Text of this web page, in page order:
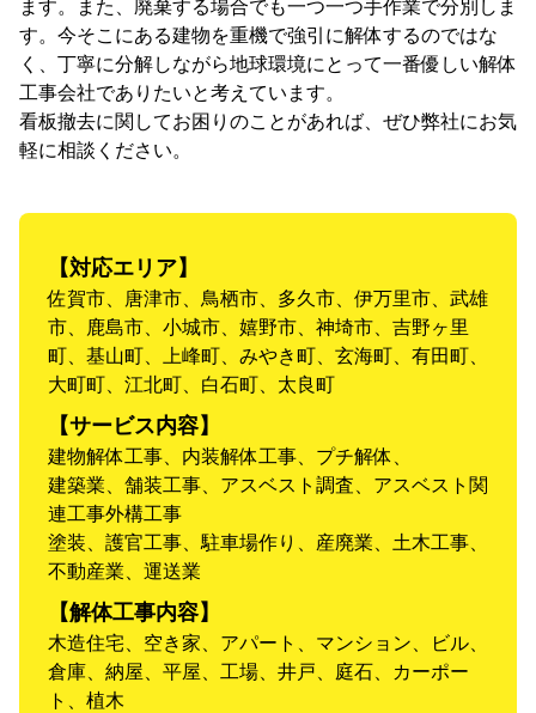
ます。また、廃棄する場合でも一つ一つ手作業で分別しま
す。今そこにある建物を重機で強引に解体するのではな
く、丁寧に分解しながら地球環境にとって一番優しい解体
工事会社でありたいと考えています。
看板撤去に関してお困りのことがあれば、ぜひ弊社にお気
軽に相談ください。
【対応エリア】
佐賀市、唐津市、鳥栖市、多久市、伊万里市、武雄
市、鹿島市、小城市、嬉野市、神埼市、吉野ヶ里
町、基山町、上峰町、みやき町、玄海町、有田町、
大町町、江北町、白石町、太良町
【サービス内容】
建物解体工事、内装解体工事、プチ解体、
建築業、舗装工事、アスベスト調査、アスベスト関
連工事外構工事
塗装、護官工事、駐車場作り、産廃業、土木工事、
不動産業、運送業
【解体工事内容】
木造住宅、空き家、アパート、マンション、ビル、
倉庫、納屋、平屋、工場、井戸、庭石、カーポー
ト、植木